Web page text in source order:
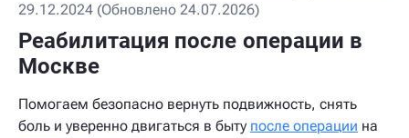
29.12.2024 (Обновлено 24.07.2026)
Реабилитация после операции в
Москве
Помогаем безопасно вернуть подвижность, снять
боль и уверенно двигаться в быту после операции на